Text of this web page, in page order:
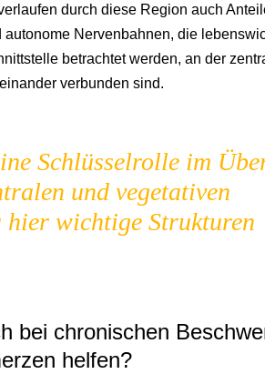
durch diese Region auch
Nervenbahnen, die
betrachtet werden, an der
verbunden sind.
Schlüsselrolle im
und vegetativen
hier wichtige Strukturen
bei chronischen
helfen?